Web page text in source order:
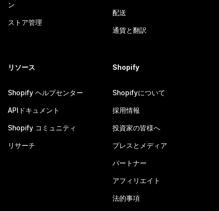
ン
ストア管理
配送
通貨と翻訳
リソース
Shopify ヘルプセンター
APIドキュメント
Shopify コミュニティ
リサーチ
Shopify
Shopifyについて
採用情報
投資家の皆様へ
プレスとメディア
パートナー
アフィリエイト
法的事項